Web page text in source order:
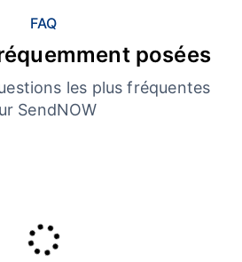
FAQ
posées
les plus fréquentes
SendNOW